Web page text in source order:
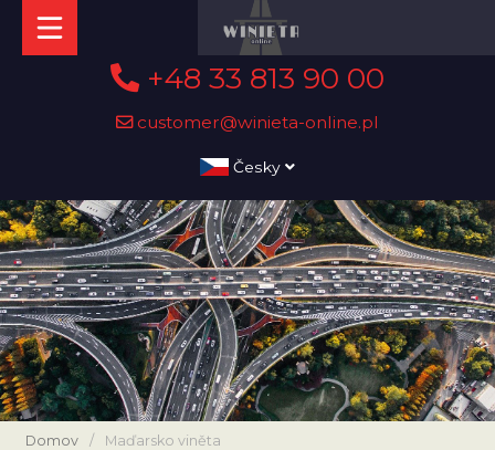
+48 33 813 90 00
customer@winieta-online.pl
Česky
Domov / Maďarsko viněta